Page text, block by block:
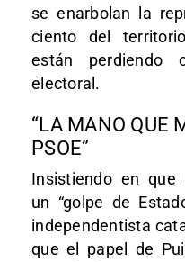
se enarbolan la
ciento del
están perdiendo
electoral.
“LA MANO QUE
PSOE”
Insistiendo en que
un “golpe de
independentista
que el papel de